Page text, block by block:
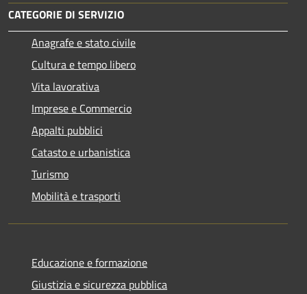
CATEGORIE DI SERVIZIO
Anagrafe e stato civile
Cultura e tempo libero
Vita lavorativa
Imprese e Commercio
Appalti pubblici
Catasto e urbanistica
Turismo
Mobilità e trasporti
Educazione e formazione
Giustizia e sicurezza pubblica